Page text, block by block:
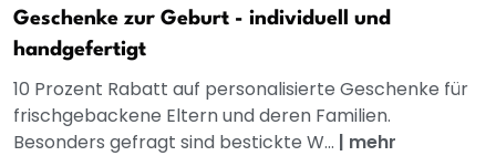
Geschenke zur Geburt - individuell und
handgefertigt
10 Prozent Rabatt auf personalisierte Geschenke für
frischgebackene Eltern und deren Familien.
Besonders gefragt sind bestickte W... | mehr